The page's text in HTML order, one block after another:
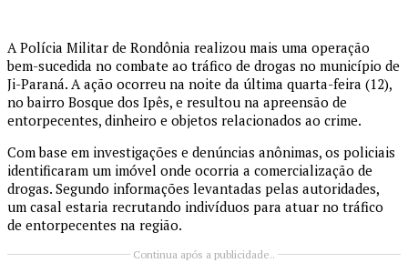
A Polícia Militar de Rondônia realizou mais uma operação
bem-sucedida no combate ao tráfico de drogas no município de
Ji-Paraná. A ação ocorreu na noite da última quarta-feira (12),
no bairro Bosque dos Ipês, e resultou na apreensão de
entorpecentes, dinheiro e objetos relacionados ao crime.
Com base em investigações e denúncias anônimas, os policiais
identificaram um imóvel onde ocorria a comercialização de
drogas. Segundo informações levantadas pelas autoridades,
um casal estaria recrutando indivíduos para atuar no tráfico
de entorpecentes na região.
Continua após a publicidade..